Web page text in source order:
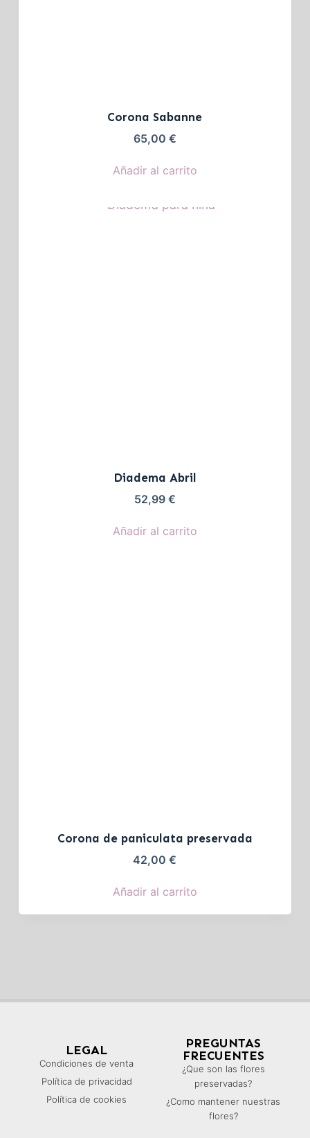
Corona Sabanne
65,00 €
Añadir al carrito
Diadema Abril
52,99 €
Añadir al carrito
Corona de paniculata preservada
42,00€
Añadir al carrito
LEGAL
Condiciones de venta
Política de privacidad
Política de cookies
PREGUNTAS
FRECUENTES
¿Que son las flores
preservadas?
¿Como mantener nuestras
flores?